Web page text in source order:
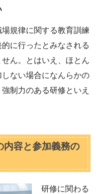
規律に関する教育訓練
に行ったとみなされる
ん。とはいえ、ほとん
ない場合になんらかの
制力のある研修といえ
内容と参加義務の
研修に関わる